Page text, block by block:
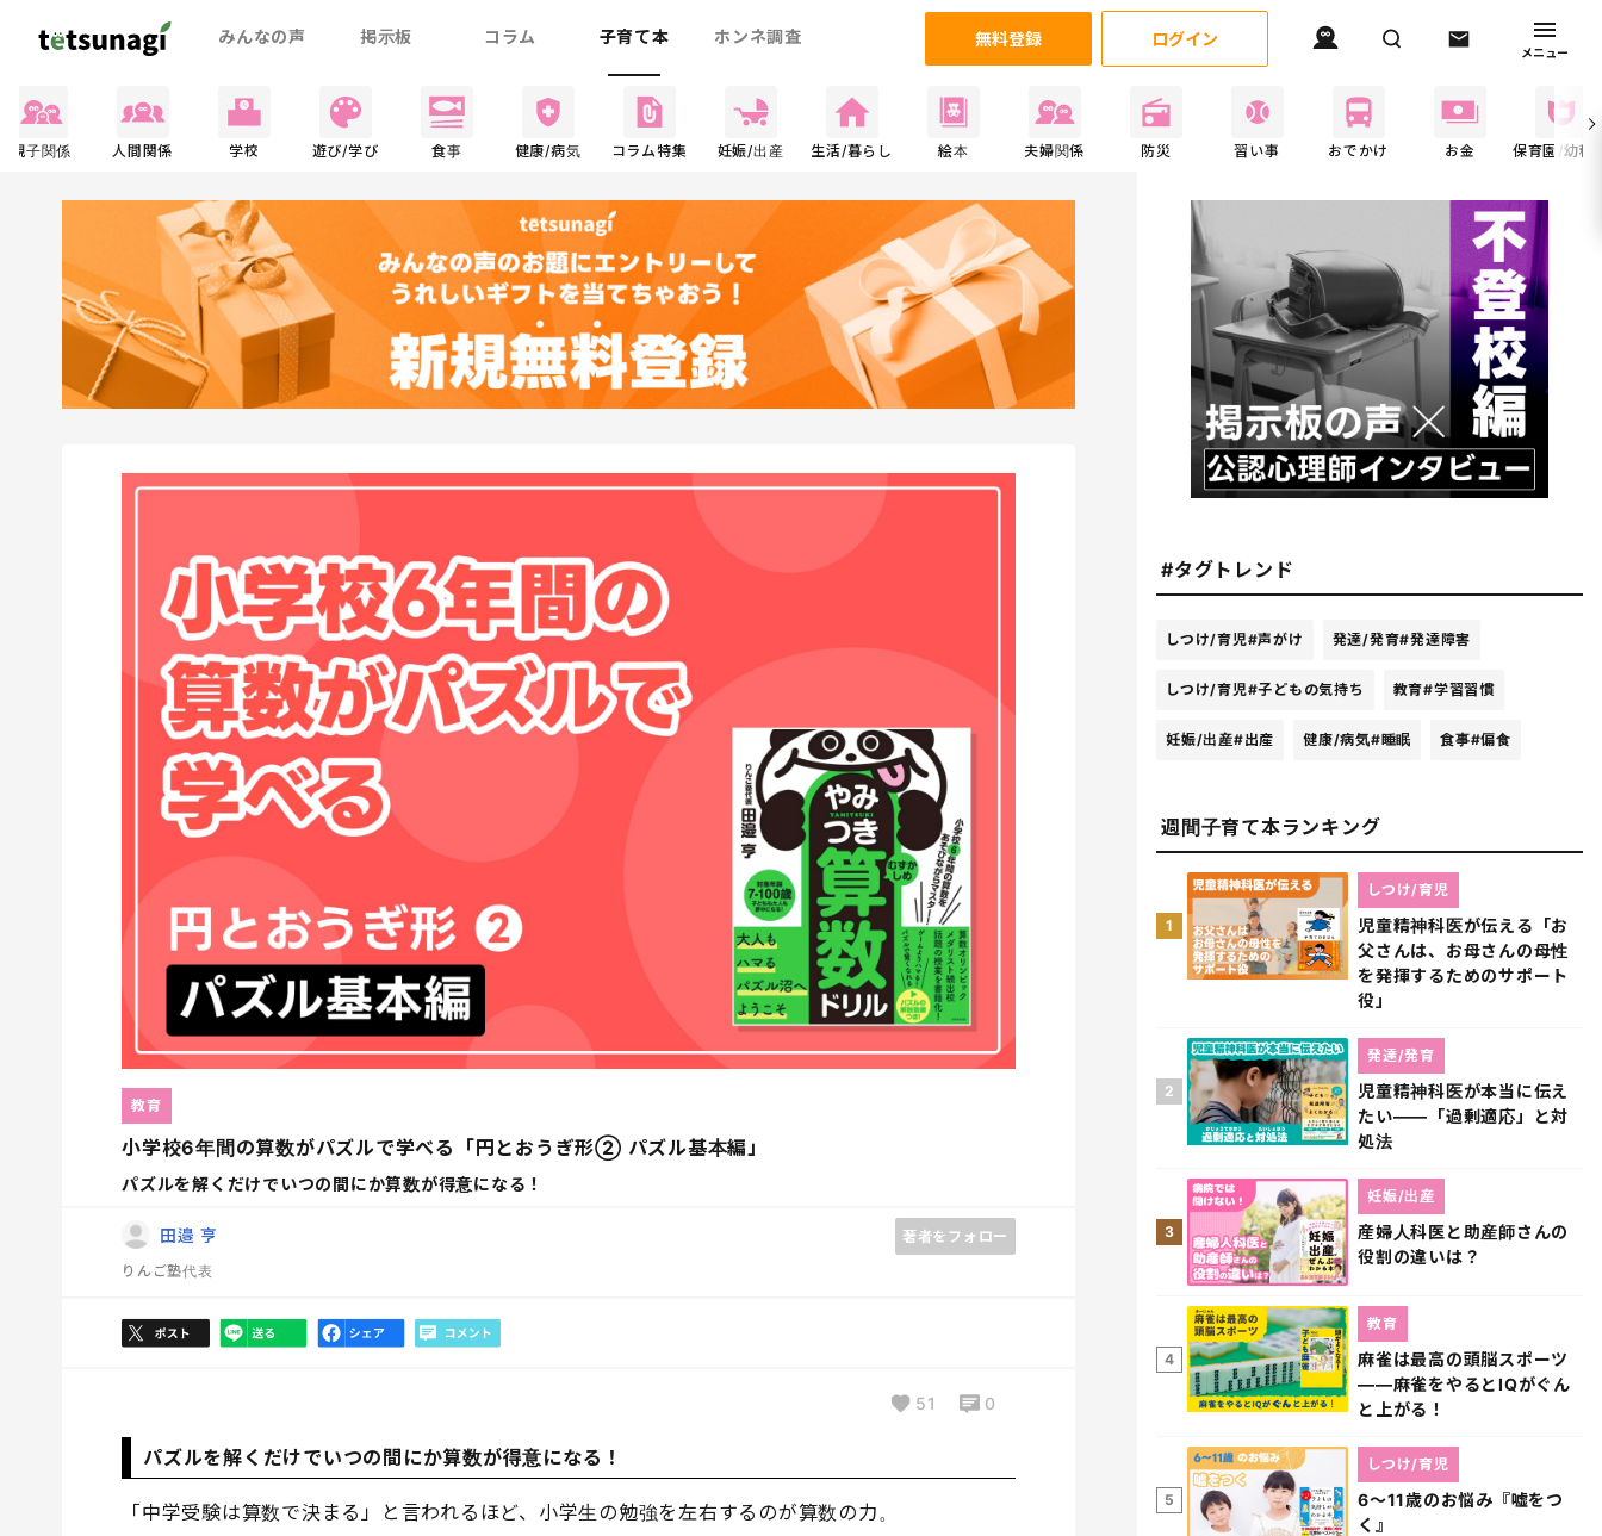
みんなの声 掲示板 コラム 子育て本 ホンネ調査 無料登録 ログイン
メニュー
親子関係 人間関係 学校 遊び/学び 食事 健康/病気 コラム特集 妊娠/出産 生活/暮らし 絵本 夫婦関係 防災 習い事 おでかけ お金 保育園/幼稚
小学校6年間の算数がパズルで学べる「円とおうぎ形② パズル基本編」
パズルを解くだけでいつの間にか算数が得意になる！
教育
田邉 亨
著者をフォロー
りんご塾代表
51 0
パズルを解くだけでいつの間にか算数が得意になる！
「中学受験は算数で決まる」と言われるほど、小学生の勉強を左右するのが算数の力。
#タグトレンド
しつけ/育児#声がけ 発達/発育#発達障害
しつけ/育児#子どもの気持ち 教育#学習習慣
妊娠/出産#出産 健康/病気#睡眠 食事#偏食
週間子育て本ランキング
1
児童精神科医が伝える「お
父さんは、お母さんの母性
を発揮するためのサポート
役」
しつけ/育児
2
児童精神科医が本当に伝え
たい――「過剰適応」と対
処法
発達/発育
3
産婦人科医と助産師さんの
役割の違いは？
妊娠/出産
4
麻雀は最高の頭脳スポーツ
――麻雀をやるとIQがぐん
と上がる！
教育
5
6～11歳のお悩み『嘘をつ
く』
しつけ/育児